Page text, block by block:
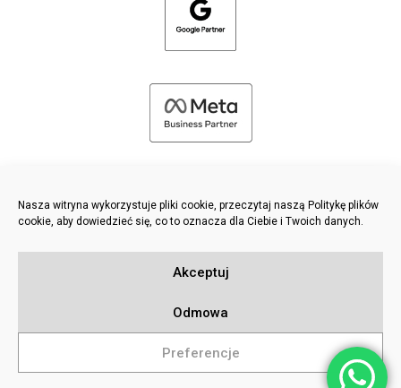
Nasza witryna wykorzystuje pliki cookie, przeczytaj naszą Politykę plików
cookie, aby dowiedzieć się, co to oznacza dla Ciebie i Twoich danych.
Akceptuj
Odmowa
Preferencje
2026 FRESH PIES LTD - WSZELKIE PRAWA ZASTRZEŻONE
Baza wiedzy
Sitemap